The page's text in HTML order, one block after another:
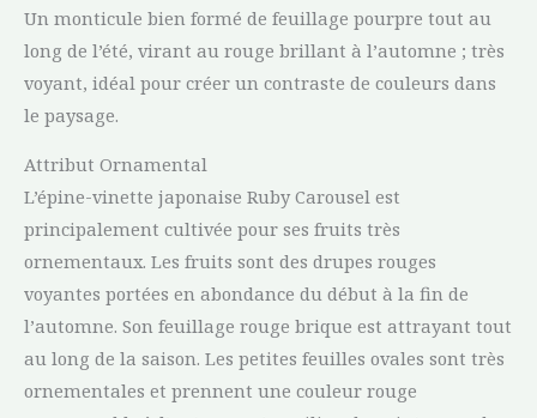
Un monticule bien formé de feuillage pourpre tout au
long de l’été, virant au rouge brillant à l’automne ; très
voyant, idéal pour créer un contraste de couleurs dans
le paysage.
Attribut Ornamental
L’épine-vinette japonaise Ruby Carousel est
principalement cultivée pour ses fruits très
ornementaux. Les fruits sont des drupes rouges
voyantes portées en abondance du début à la fin de
l’automne. Son feuillage rouge brique est attrayant tout
au long de la saison. Les petites feuilles ovales sont très
ornementales et prennent une couleur rouge